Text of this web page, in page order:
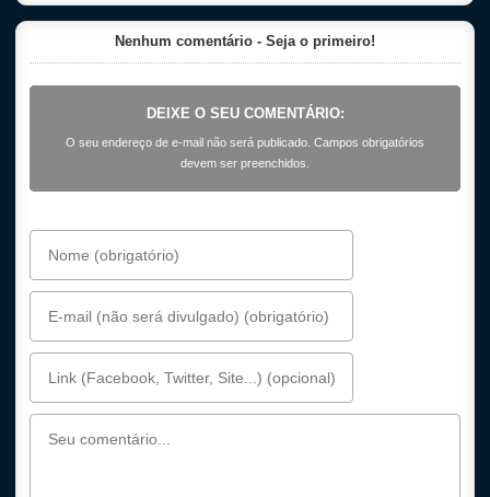
Nenhum comentário - Seja o primeiro!
DEIXE O SEU COMENTÁRIO:
O seu endereço de e-mail não será publicado. Campos obrigatórios
devem ser preenchidos.